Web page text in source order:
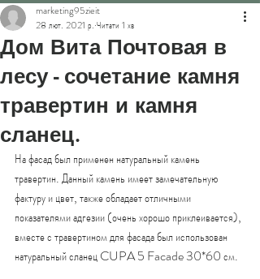
Дом Вита Почтовая в
лесу - сочетание камня
травертин и камня
сланец.
marketing95zieit
28 лют. 2021 р. Читати 1 хв
На фасад был применен натуральный камень
травертин. Данный камень имеет замечательную
фактуру и цвет, также обладает отличными
показателями адгезии (очень хорошо приклеивается),
вместе с травертином для фасада был использован
натуральный сланец CUPA 5 Facade 30*60 см.